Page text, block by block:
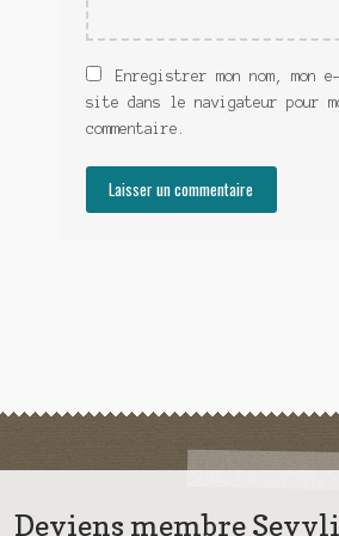
Enregistrer mon nom, mon
site dans le navigateur pour
commentaire.
Deviens membre